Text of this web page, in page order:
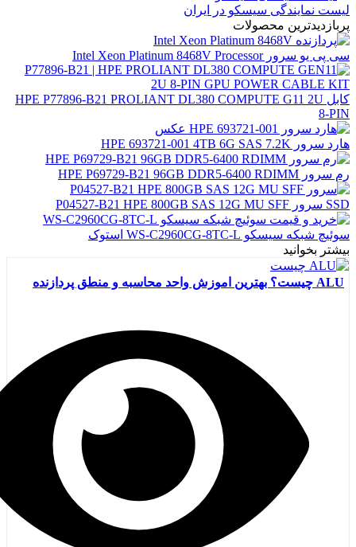
لیست نمایندگی سیسکو در ایران
پربازدیدترین محصولات
سی پی یو سرور Intel Xeon Platinum 8468V Processor
کابل HPE P77896-B21 PROLIANT DL380 COMPUTE G11 2U
8-PIN
هارد سرور HPE 693721-001 4TB 6G SAS 7.2K
رم سرور HPE P69729-B21 96GB DDR5-6400 RDIMM
SSD سرور P04527-B21 HPE 800GB SAS 12G MU SFF
سوئیچ شبکه سیسکو WS-C2960CG-8TC-L استوک
بیشتر بخوانید
ALU چیست؟ بهترین اموزش واحد محاسبه و منطق پردازنده